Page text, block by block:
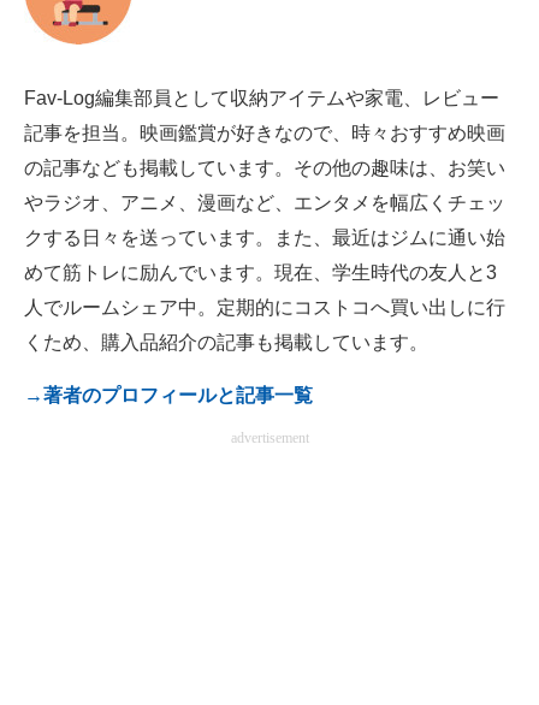
エレクトロニクス専門サイト
電子設計の基本と応用
エネルギーの専門メディア
建設×テクノロジーの最前線
ちょっと気になるネットの話題
Fav-Log編集部員として収納アイテムや家電、レビュー
記事を担当。映画鑑賞が好きなので、時々おすすめ映画
の記事なども掲載しています。その他の趣味は、お笑い
やラジオ、アニメ、漫画など、エンタメを幅広くチェッ
クする日々を送っています。また、最近はジムに通い始
めて筋トレに励んでいます。現在、学生時代の友人と3
人でルームシェア中。定期的にコストコへ買い出しに行
くため、購入品紹介の記事も掲載しています。
→著者のプロフィールと記事一覧
advertisement